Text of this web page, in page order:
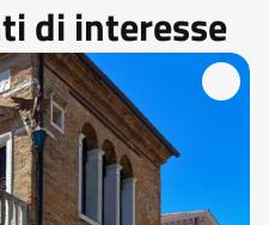
di interesse